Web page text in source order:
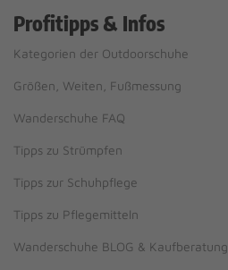
Profitipps & Infos
Kategorien der Outdoorschuhe
Größen, Weiten, Fußmessung
Wanderschuhe FAQ
Tipps zu Strümpfen
Tipps zur Schuhpflege
Tipps zu Pflegemitteln
Wanderschuhe BLOG & Kaufberatung